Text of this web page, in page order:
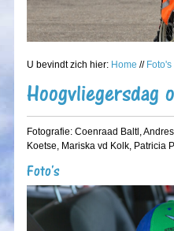
U bevindt zich hier: Home //
Hoogvliegersdag
Fotografie: Coenraad Baltl,
Koetse, Mariska vd Kolk, Patricia
Foto's